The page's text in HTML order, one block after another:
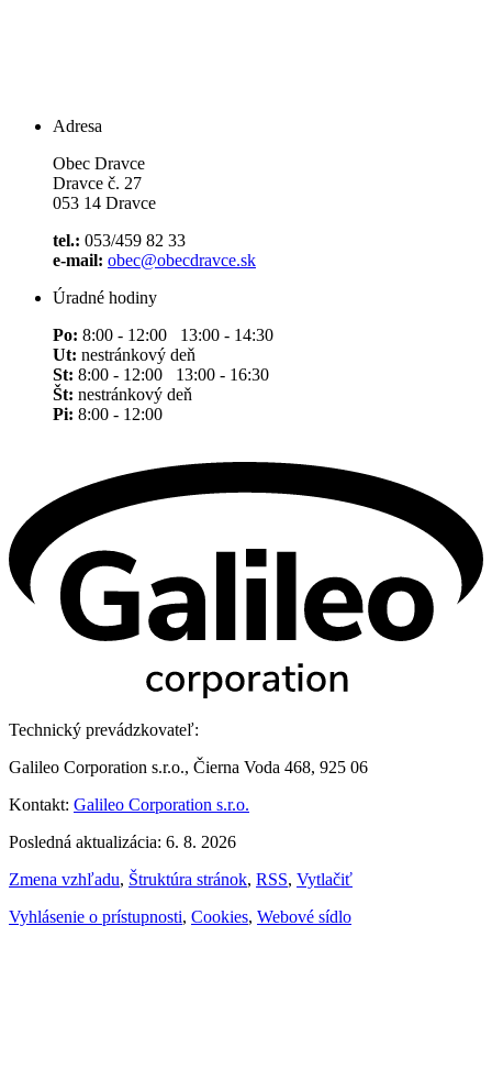
Adresa
Obec Dravce
Dravce č. 27
053 14 Dravce
tel.: 053/459 82 33
e-mail: obec@obecdravce.sk
Úradné hodiny
Po: 8:00 - 12:00 13:00 - 14:30
Ut: nestránkový deň
St: 8:00 - 12:00 13:00 - 16:30
Št: nestránkový deň
Pi: 8:00 - 12:00
Technický prevádzkovateľ:
Galileo Corporation s.r.o., Čierna Voda 468, 925 06
Kontakt: Galileo Corporation s.r.o.
Posledná aktualizácia: 6. 8. 2026
Zmena vzhľadu, Štruktúra stránok, RSS, Vytlačiť
Vyhlásenie o prístupnosti, Cookies, Webové sídlo